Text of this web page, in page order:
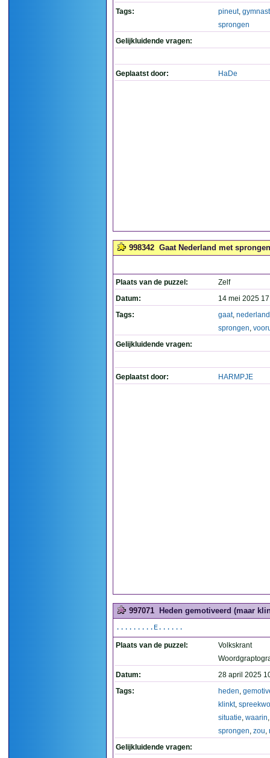
Tags:
pineut,
sprongen
Gelijkluidende vragen:
Geplaatst door: HaDe
998342 Gaat Nederland met
Plaats van de puzzel:
Zelf
Datum:
14 mei 2025
Tags:
gaat, nederland
sprongen,
Gelijkluidende vragen:
Geplaatst door: HARMPJE
997071 Heden gemotiveerd (maar
.........E......
Plaats van de puzzel:
Volkskrant
Datum:
28 april 2025
Tags:
heden,
klinkt,
situatie, waarin
sprongen, zou,
Gelijkluidende vragen: